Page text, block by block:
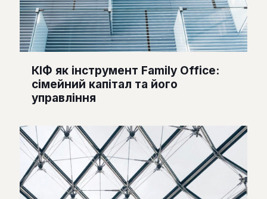
КІФ як інструмент Family Office:
сімейний капітал та його
управління